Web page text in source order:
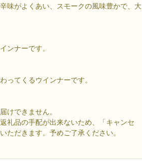
味がよくあい、スモークの風味豊かで、大
ンナーです。
ってくるウインナーです。
けできません。
礼品の手配が出来ないため、「キャンセ
ただきます。予めご了承ください。